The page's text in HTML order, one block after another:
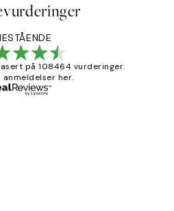
på 108464 vurderinger.
anmeldelser her.